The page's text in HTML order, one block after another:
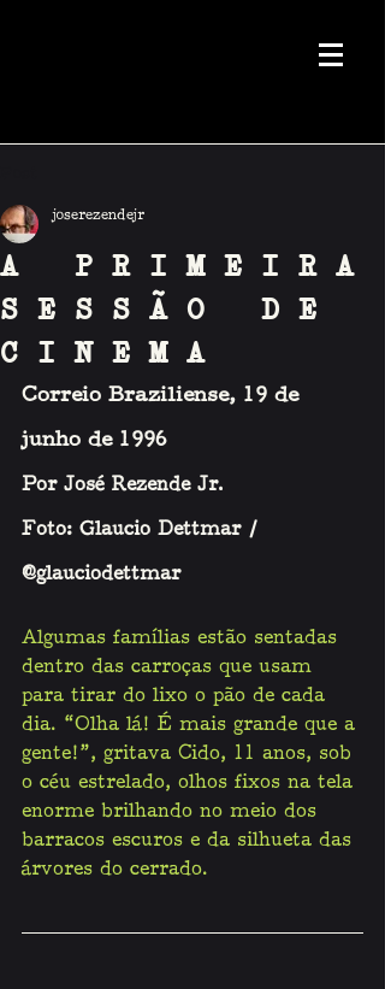
A PRIMEIRA
SESSÃO DE
CINEMA
joserezendejr
Correio Braziliense, 19 de
junho de 1996
Por José Rezende Jr.
Foto: Glaucio Dettmar /
@glauciodettmar
Algumas famílias estão sentadas
dentro das carroças que usam
para tirar do lixo o pão de cada
dia. “Olha lá! É mais grande que a
gente!”, gritava Cido, 11 anos, sob
o céu estrelado, olhos fixos na tela
enorme brilhando no meio dos
barracos escuros e da silhueta das
árvores do cerrado.